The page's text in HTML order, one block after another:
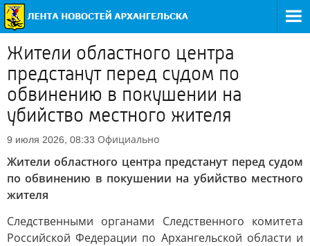
Жители областного центра
предстанут перед судом по
обвинению в покушении на
убийство местного жителя
9 июля 2026, 08:33 Официально
Жители областного центра предстанут перед судом
по обвинению в покушении на убийство местного
жителя
Следственными органами Следственного комитета
Российской Федерации по Архангельской области и